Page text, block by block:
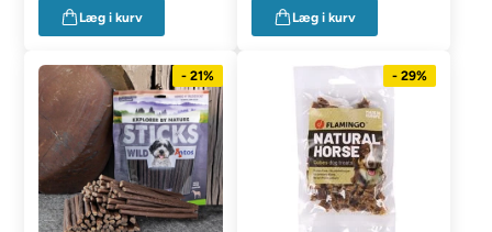
Læg i kurv Læg i kurv
- 21% - 29%